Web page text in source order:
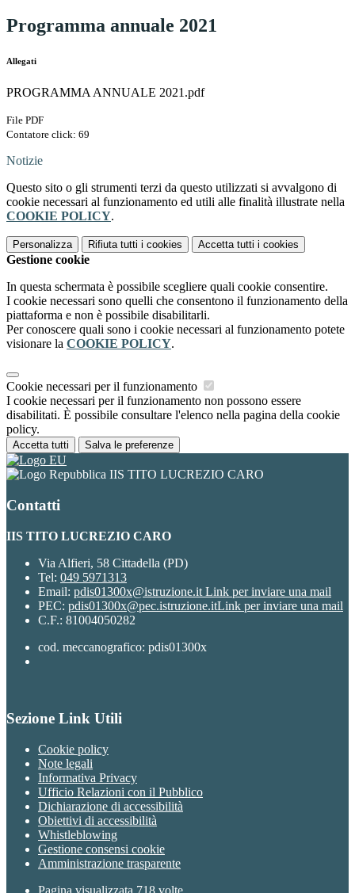
Programma annuale 2021
Allegati
PROGRAMMA ANNUALE 2021.pdf
File PDF
Contatore click: 69
Notizie
Questo sito o gli strumenti terzi da questo utilizzati si avvalgono di
cookie necessari al funzionamento ed utili alle finalità illustrate nella
COOKIE POLICY.
Personalizza Rifiuta tutti i cookies Accetta tutti i cookies
Gestione cookie
In questa schermata è possibile scegliere quali cookie consentire.
I cookie necessari sono quelli che consentono il funzionamento della
piattaforma e non è possibile disabilitarli.
Per conoscere quali sono i cookie necessari al funzionamento potete
visionare la COOKIE POLICY.
Cookie necessari per il funzionamento
I cookie necessari per il funzionamento non possono essere
disabilitati. È possibile consultare l'elenco nella pagina della cookie
policy.
Accetta tutti Salva le preferenze
IIS TITO LUCREZIO CARO
Contatti
IIS TITO LUCREZIO CARO
Via Alfieri, 58 Cittadella (PD)
Tel: 049 5971313
Email: pdis01300x@istruzione.it Link per inviare una mail
PEC: pdis01300x@pec.istruzione.itLink per inviare una mail
C.F.: 81004050282
cod. meccanografico: pdis01300x
Sezione Link Utili
Cookie policy
Note legali
Informativa Privacy
Ufficio Relazioni con il Pubblico
Dichiarazione di accessibilità
Obiettivi di accessibilità
Whistleblowing
Gestione consensi cookie
Amministrazione trasparente